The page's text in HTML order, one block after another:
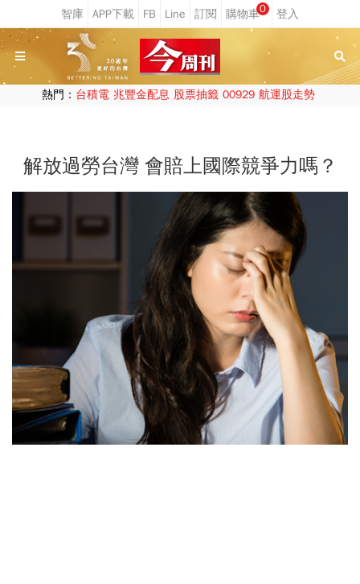
0
熱門： 台積電 兆豐金配息 股票抽籤 00929 航運股走勢
解放過勞台灣 會賠上國際競爭力嗎？